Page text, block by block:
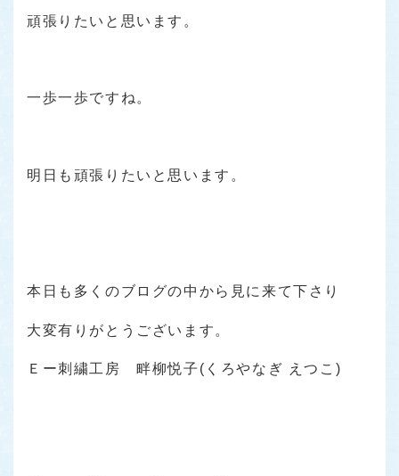
頑張りたいと思います。
一歩一歩ですね。
明日も頑張りたいと思います。
本日も多くのブログの中から見に来て下さり
大変有りがとうございます。
Ｅー刺繍工房 畔柳悦子(くろやなぎ えつこ)